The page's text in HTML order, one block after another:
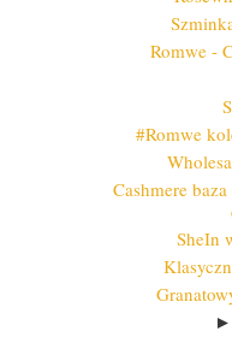
Romwe -
#Romwe
Cashmere
SheIn
►